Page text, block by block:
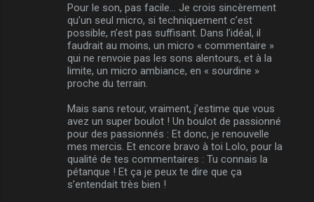
Pour le son, pas facile… Je crois sincèrement
qu’un seul micro, si techniquement c’est
possible, n’est pas suffisant. Dans l’idéal, il
faudrait au moins, un micro « commentaire »
qui ne renvoie pas les sons alentours, et à la
limite, un micro ambiance, en « sourdine »
proche du terrain.
Mais sans retour, vraiment, j’estime que vous
avez un super boulot ! Un boulot de passionné
pour des passionnés : Et donc, je renouvelle
mes mercis. Et encore bravo à toi Lolo, pour la
qualité de tes commentaires : Tu connais la
pétanque ! Et ça je peux te dire que ça
s’entendait très bien !